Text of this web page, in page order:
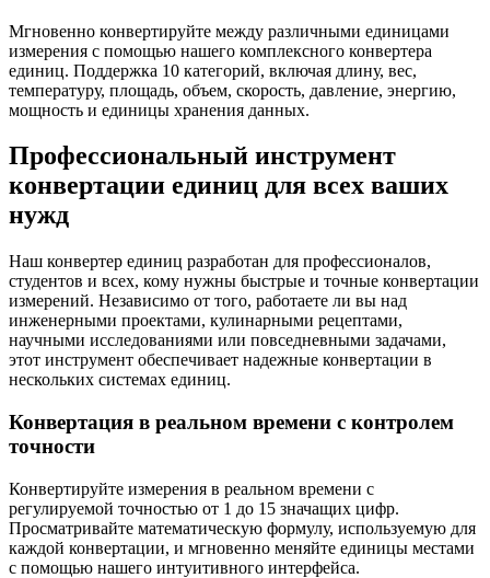
Мгновенно конвертируйте между различными единицами
измерения с помощью нашего комплексного конвертера
единиц. Поддержка 10 категорий, включая длину, вес,
температуру, площадь, объем, скорость, давление, энергию,
мощность и единицы хранения данных.
Профессиональный инструмент
конвертации единиц для всех ваших
нужд
Наш конвертер единиц разработан для профессионалов,
студентов и всех, кому нужны быстрые и точные конвертации
измерений. Независимо от того, работаете ли вы над
инженерными проектами, кулинарными рецептами,
научными исследованиями или повседневными задачами,
этот инструмент обеспечивает надежные конвертации в
нескольких системах единиц.
Конвертация в реальном времени с контролем
точности
Конвертируйте измерения в реальном времени с
регулируемой точностью от 1 до 15 значащих цифр.
Просматривайте математическую формулу, используемую для
каждой конвертации, и мгновенно меняйте единицы местами
с помощью нашего интуитивного интерфейса.